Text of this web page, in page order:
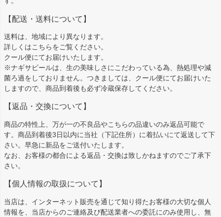
【配送・送料について】
送料は、地域により異なります。
詳しくはこちらをご覧ください。
クール便にてお届けいたします。
※ナギサビールは、生の美味しさにこだわっている為、熱処理や減
菌ろ過をしておりません。つきましては、クール便にてお届けいた
しますので、商品到着後も必ず冷蔵保存してください。
【返品・交換について】
商品の特性上、万が一の不良品やこちらの品違いのみ返品可能で
す。商品到着後3日以内に当社（下記住所）に着払いにて返送して下
さい。早急に新品をご送付いたします。
なお、お客様の都合による返品・交換は致しかねますのでご了承下
さい。
【個人情報の取扱について】
当店は、インターネット販売を通じて知り得たお客様の大切な個人
情報を、当店からのご連絡及び配送業者への委託にのみ使用し、無